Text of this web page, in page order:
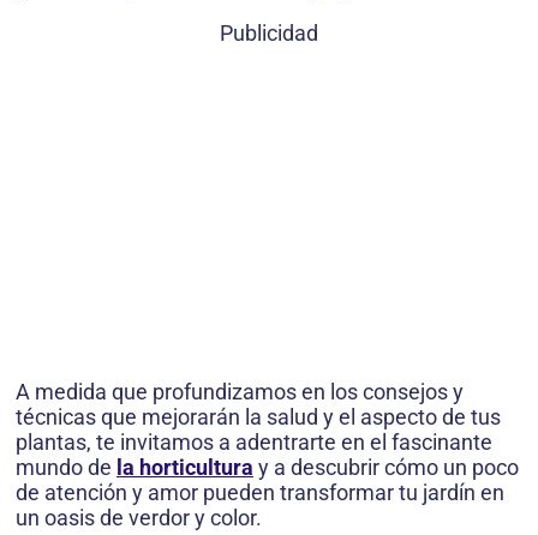
Publicidad
A medida que profundizamos en los consejos y
técnicas que mejorarán la salud y el aspecto de tus
plantas, te invitamos a adentrarte en el fascinante
mundo de la horticultura y a descubrir cómo un poco
de atención y amor pueden transformar tu jardín en
un oasis de verdor y color.